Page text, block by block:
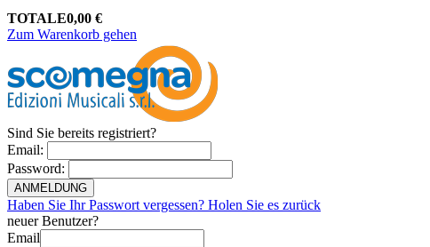
TOTALE0,00 €
Zum Warenkorb gehen
Sind Sie bereits registriert?
Email:
Password:
ANMELDUNG
Haben Sie Ihr Passwort vergessen? Holen Sie es zurück
neuer Benutzer?
Email